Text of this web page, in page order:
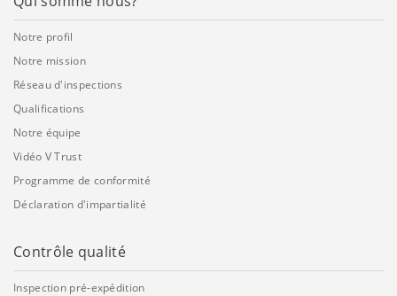
Notre profil
Notre mission
Réseau d'inspections
Qualifications
Notre équipe
Vidéo V Trust
Programme de conformité
Déclaration d'impartialité
Contrôle qualité
Inspection pré-expédition